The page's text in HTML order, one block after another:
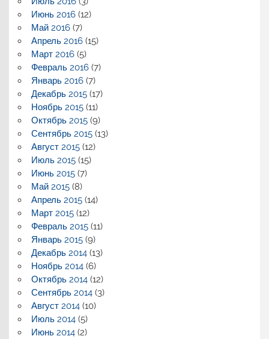
Июнь 2016(12)
Май 2016(7)
Апрель 2016(15)
Март 2016(5)
Февраль 2016(7)
Январь 2016(7)
Декабрь 2015(17)
Ноябрь 2015(11)
Октябрь 2015(9)
Сентябрь 2015(13)
Август 2015(12)
Июль 2015(15)
Июнь 2015(7)
Май 2015(8)
Апрель 2015(14)
Март 2015(12)
Февраль 2015(11)
Январь 2015(9)
Декабрь 2014(13)
Ноябрь 2014(6)
Октябрь 2014(12)
Сентябрь 2014(3)
Август 2014(10)
Июль 2014(5)
Июнь 2014(2)